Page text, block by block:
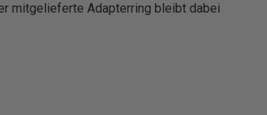
mitgelieferte Adapterring bleibt dabei